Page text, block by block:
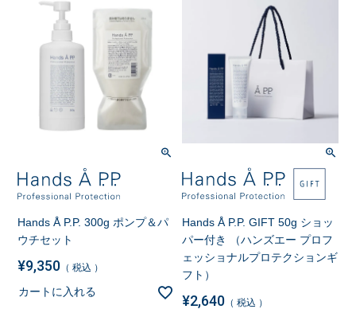
Hands Å P.P. 300g ポンプ＆パ
ウチセット
¥9,350 税込
カートに入れる
Hands Å P.P. GIFT 50g ショッ
パー付き （ハンズエー プロフ
ェッショナルプロテクションギ
フト）
¥2,640 税込